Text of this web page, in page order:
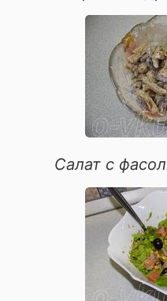
для иммунитета
Салат с